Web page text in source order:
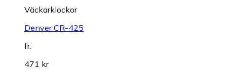
Väckarklockor
Denver CR-425
fr.
471 kr